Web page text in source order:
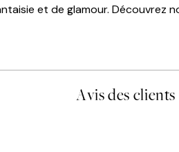
et de glamour.
Avis des clients